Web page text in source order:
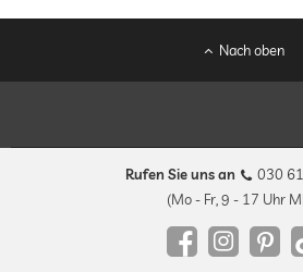
Nach oben
Rufen Sie uns an
030
(Mo - Fr, 9 - 17 Uhr